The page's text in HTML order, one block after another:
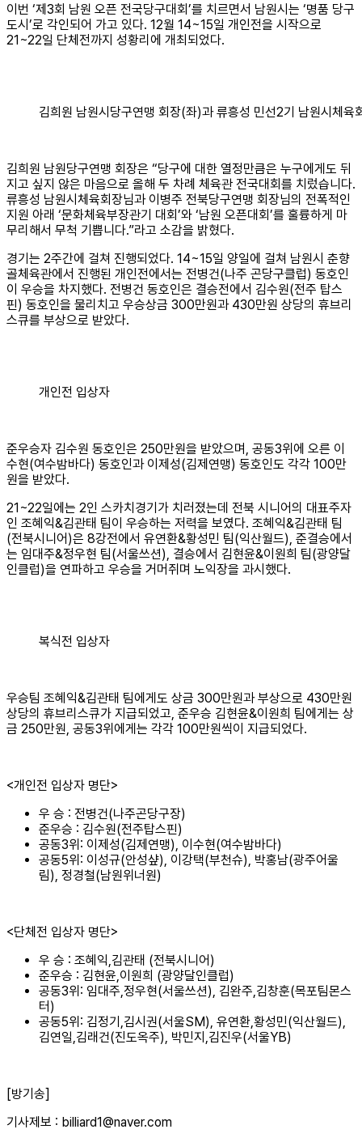
이번 ‘제3회 남원 오픈 전국당구대회’를 치르면서 남원시는 ‘명품 당구
도시’로 각인되어 가고 있다. 12월 14~15일 개인전을 시작으로
21~22일 단체전까지 성황리에 개최되었다.
김희원 남원시당구연맹 회장(좌)과 류흥성 민선2기 남원시체육
김희원 남원당구연맹 회장은 “당구에 대한 열정만큼은 누구에게도 뒤
지고 싶지 않은 마음으로 올해 두 차례 체육관 전국대회를 치렀습니다.
류흥성 남원시체육회장님과 이병주 전북당구연맹 회장님의 전폭적인
지원 아래 ‘문화체육부장관기 대회’와 ‘남원 오픈대회’를 훌륭하게 마
무리해서 무척 기쁩니다.”라고 소감을 밝혔다.
경기는 2주간에 걸쳐 진행되었다. 14~15일 양일에 걸쳐 남원시 춘향
골체육관에서 진행된 개인전에서는 전병건(나주 곤당구클럽) 동호인
이 우승을 차지했다. 전병건 동호인은 결승전에서 김수원(전주 탑스
핀) 동호인을 물리치고 우승상금 300만원과 430만원 상당의 휴브리
스큐를 부상으로 받았다.
개인전 입상자
준우승자 김수원 동호인은 250만원을 받았으며, 공동3위에 오른 이
수현(여수밤바다) 동호인과 이제성(김제연맹) 동호인도 각각 100만
원을 받았다.
21~22일에는 2인 스카치경기가 치러졌는데 전북 시니어의 대표주자
인 조혜익&김관태 팀이 우승하는 저력을 보였다. 조혜익&김관태 팀
(전북시니어)은 8강전에서 유연환&황성민 팀(익산월드), 준결승에서
는 임대주&정우현 팀(서울쓰션), 결승에서 김현윤&이원희 팀(광양달
인클럽)을 연파하고 우승을 거머쥐며 노익장을 과시했다.
복식전 입상자
우승팀 조혜익&김관태 팀에게도 상금 300만원과 부상으로 430만원
상당의 휴브리스큐가 지급되었고, 준우승 김현윤&이원희 팀에게는 상
금 250만원, 공동3위에게는 각각 100만원씩이 지급되었다.
<개인전 입상자 명단>
우 승 : 전병건(나주곤당구장)
준우승 : 김수원(전주탑스핀)
공동3위: 이제성(김제연맹), 이수현(여수밤바다)
공동5위: 이성규(안성샾), 이강택(부천슈), 박홍남(광주어울
림), 정경철(남원위너원)
<단체전 입상자 명단>
우 승 : 조혜익,김관태 (전북시니어)
준우승 : 김현윤,이원희 (광양달인클럽)
공동3위: 임대주,정우현(서울쓰션), 김완주,김창훈(목포팀몬스
터)
공동5위: 김정기,김시권(서울SM), 유연환,황성민(익산월드),
김연일,김래건(진도옥주), 박민지,김진우(서울YB)
[방기송]
기사제보 : billiard1@naver.com